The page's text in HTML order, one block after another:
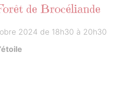
de Brocéliande
2024 de 18h30 à 20h30